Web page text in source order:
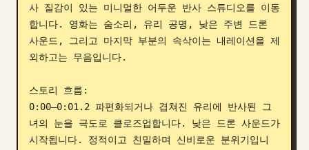
사 질감이 있는 미니멀한 어두운 반사 스튜디오를 이동
합니다. 영화는 숨소리, 유리 공명, 낮은 주변 드론
사운드, 그리고 마지막 부분의 속삭이는 내레이션을 제
외하고는 무음입니다.
스토리 흐름:
0:00–0:01.2 파편화되거나 겹쳐진 유리에 반사된 그
녀의 눈을 극도로 클로즈업합니다. 낮은 드론 사운드가
시작됩니다. 정적이고 친밀하며 신비로운 분위기입니